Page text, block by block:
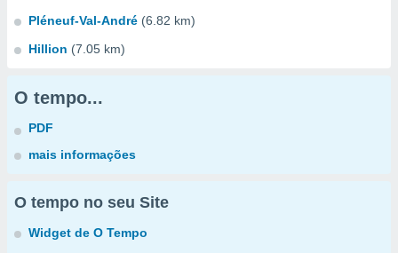
Pléneuf-Val-André (6.82 km)
Hillion (7.05 km)
O tempo...
PDF
mais informações
O tempo no seu Site
Widget de O Tempo